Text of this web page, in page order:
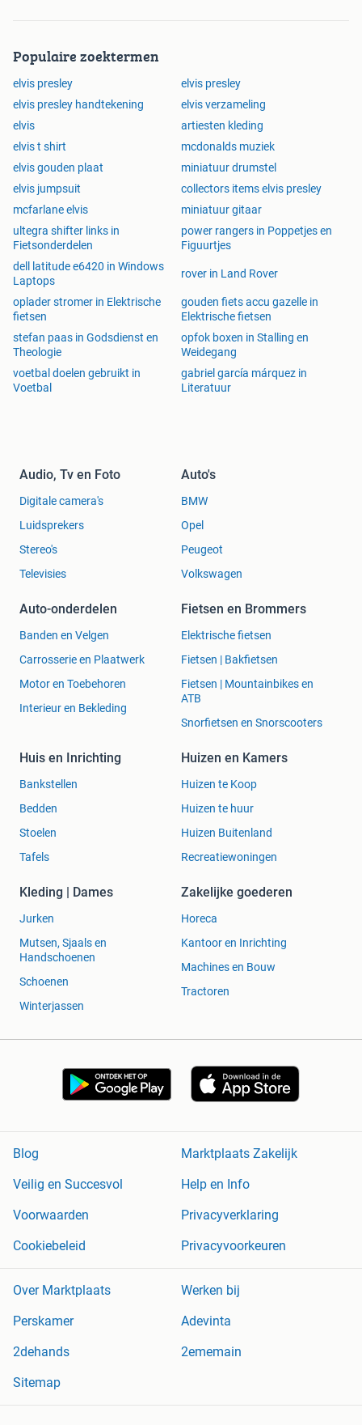
Populaire zoektermen
elvis presley
elvis presley
elvis presley handtekening
elvis verzameling
elvis
artiesten kleding
elvis t shirt
mcdonalds muziek
elvis gouden plaat
miniatuur drumstel
elvis jumpsuit
collectors items elvis presley
mcfarlane elvis
miniatuur gitaar
ultegra shifter links in
Fietsonderdelen
power rangers in Poppetjes en
Figuurtjes
dell latitude e6420 in Windows
Laptops
rover in Land Rover
oplader stromer in Elektrische
fietsen
gouden fiets accu gazelle in
Elektrische fietsen
stefan paas in Godsdienst en
Theologie
opfok boxen in Stalling en
Weidegang
voetbal doelen gebruikt in
Voetbal
gabriel garcía márquez in
Literatuur
Audio, Tv en Foto
Digitale camera's
Luidsprekers
Stereo's
Televisies
Auto's
BMW
Opel
Peugeot
Volkswagen
Auto-onderdelen
Banden en Velgen
Carrosserie en Plaatwerk
Motor en Toebehoren
Interieur en Bekleding
Fietsen en Brommers
Elektrische fietsen
Fietsen | Bakfietsen
Fietsen | Mountainbikes en
ATB
Snorfietsen en Snorscooters
Huis en Inrichting
Bankstellen
Bedden
Stoelen
Tafels
Huizen en Kamers
Huizen te Koop
Huizen te huur
Huizen Buitenland
Recreatiewoningen
Kleding | Dames
Jurken
Mutsen, Sjaals en
Handschoenen
Schoenen
Winterjassen
Zakelijke goederen
Horeca
Kantoor en Inrichting
Machines en Bouw
Tractoren
Blog
Marktplaats Zakelijk
Veilig en Succesvol
Help en Info
Voorwaarden
Privacyverklaring
Cookiebeleid
Privacyvoorkeuren
Over Marktplaats
Werken bij
Perskamer
Adevinta
2dehands
2ememain
Sitemap